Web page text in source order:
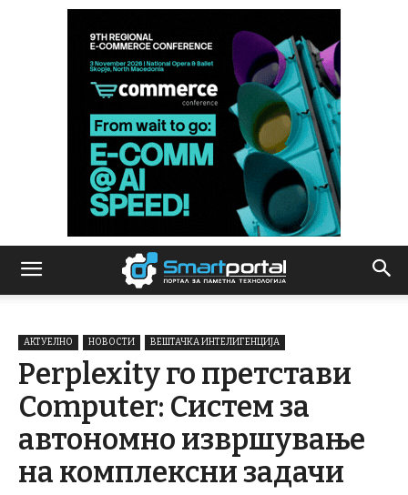
АКТУЕЛНО НОВОСТИ ВЕШТАЧКА ИНТЕЛИГЕНЦИЈА
Perplexity го претстави
Computer: Систем за
автономно извршување
на комплексни задачи